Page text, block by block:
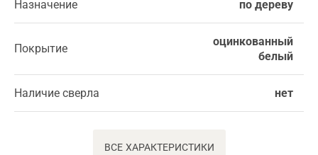
Назначение по дереву
Покрытие
оцинкованный
белый
Наличие сверла нет
ВСЕ ХАРАКТЕРИСТИКИ